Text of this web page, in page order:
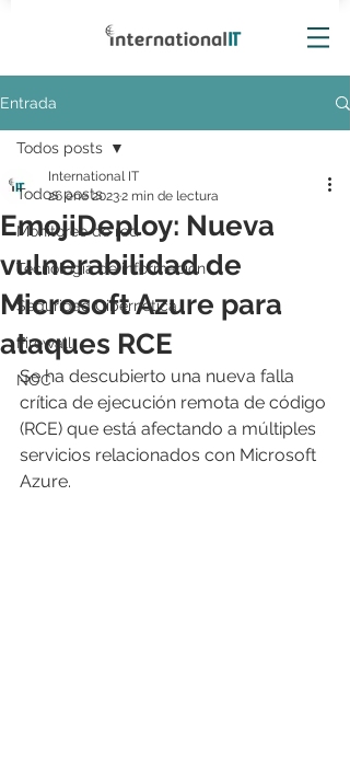
Entrada
Todos posts
Monitoreo de red
Tecnología de información
Seguridad Cibernética
Firewall
NOC
Todos posts
EmojiDeploy: Nueva
vulnerabilidad de
Microsoft Azure para
ataques RCE
International IT
26 ene 20232 min de lectura
Se ha descubierto una nueva falla
crítica de ejecución remota de código
(RCE) que está afectando a múltiples
servicios relacionados con Microsoft
Azure.